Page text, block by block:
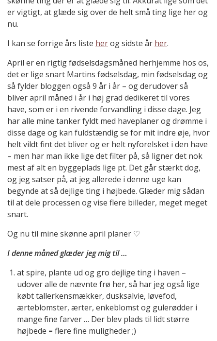
er vigtigt, at glæde sig over de helt små ting lige her og
nu.
I kan se forrige års liste herog sidste år her.
April er en rigtig fødselsdagsmåned herhjemme hos os,
det er lige snart Martins fødselsdag, min fødselsdag og
så fylder bloggen også 9 år i år – og derudover så
bliver april måned i år i høj grad dedikeret til vores
have, som er i en rivende forvandling i disse dage. Jeg
har alle mine tanker fyldt med haveplaner og drømme i
disse dage og kan fuldstændig se for mit indre øje, hvor
helt vildt fint det bliver og er helt nyforelsket i den have
– men har man ikke lige det filter på, så ligner det nok
mest af alt en byggeplads lige pt. Det går stærkt dog,
og jeg satser på, at jeg allerede i denne uge kan
begynde at så dejlige ting i højbede. Glæder mig sådan
til at dele processen og vise flere billeder, meget meget
snart.
Og nu til mine skønne april planer ♡
I denne måned glæder jeg mig til …
at spire, plante ud og gro dejlige ting i haven –
udover alle de nævnte frø her, så har jeg også lige
købt tallerkensmækker, dusksalvie, løvefod,
ærteblomster, ærter, enkeblomst og gulerødder i
mange fine farver … Der blev plads til lidt større
højbede = flere fine muligheder ;)